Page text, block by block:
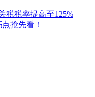
税税率提高至125%
抢先看！